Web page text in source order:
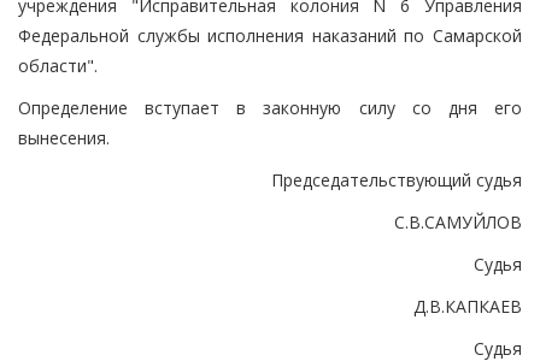
учреждения "Исправительная колония N 6 Управления
Федеральной службы исполнения наказаний по Самарской
области".
Определение вступает в законную силу со дня его
вынесения.
Председательствующий судья
С.В.САМУЙЛОВ
Судья
Д.В.КАПКАЕВ
Судья